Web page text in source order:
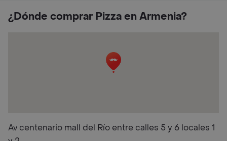
¿Dónde comprar Pizza en Armenia?
Av centenario mall del Río entre calles 5 y 6 locales 1